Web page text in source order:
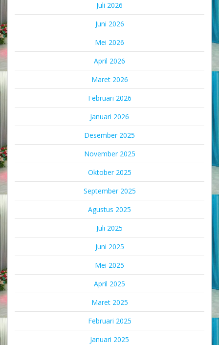
Juli 2026
Juni 2026
Mei 2026
April 2026
Maret 2026
Februari 2026
Januari 2026
Desember 2025
November 2025
Oktober 2025
September 2025
Agustus 2025
Juli 2025
Juni 2025
Mei 2025
April 2025
Maret 2025
Februari 2025
Januari 2025